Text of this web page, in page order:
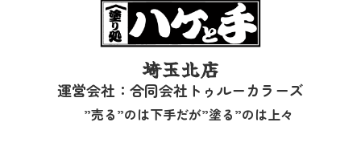
埼玉北店
運営会社：合同会社トゥルーカラーズ
”売る”のは下手だが”塗る”のは上々